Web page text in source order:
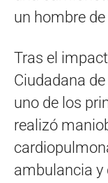
un hombre
Tras el
Ciudadana
uno de los
realizó
ambulancia y